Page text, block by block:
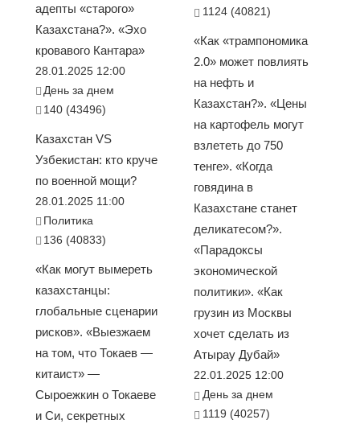
адепты «старого»
Казахстана?». «Эхо
кровавого Кантара»
28.01.2025 12:00
День за днем
140 (43496)
Казахстан VS
Узбекистан: кто круче
по военной мощи?
28.01.2025 11:00
Политика
136 (40833)
«Как могут вымереть
казахстанцы:
глобальные сценарии
рисков». «Выезжаем
на том, что Токаев —
китаист» —
Сыроежкин о Токаеве
и Си, секретных
1124 (40821)
«Как «трампономика
2.0» может повлиять
на нефть и
Казахстан?». «Цены
на картофель могут
взлететь до 750
тенге». «Когда
говядина в
Казахстане станет
деликатесом?».
«Парадоксы
экономической
политики». «Как
грузин из Москвы
хочет сделать из
Атырау Дубай»
22.01.2025 12:00
День за днем
1119 (40257)